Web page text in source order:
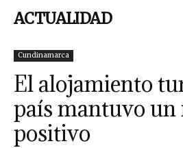
ACTUALIDAD
Cundinamarca
El alojamiento
país mantuvo un
positivo